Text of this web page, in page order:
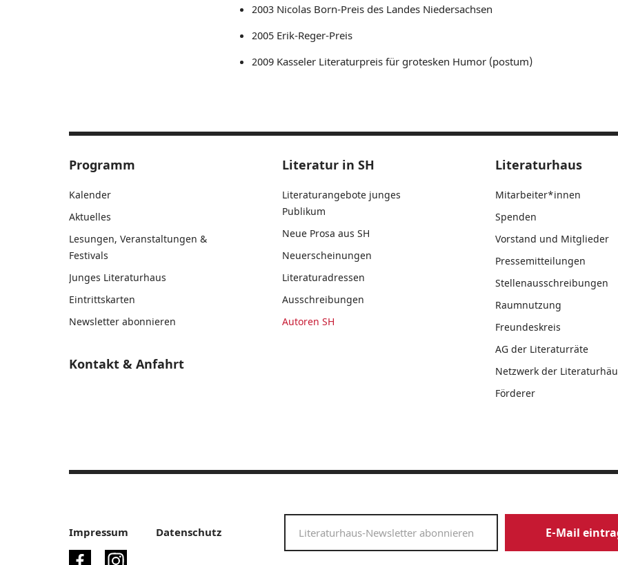
2003 Nicolas Born-Preis des Landes Niedersachsen
2005 Erik-Reger-Preis
2009 Kasseler Literaturpreis für grotesken Humor (postum)
Programm
Kalender
Aktuelles
Lesungen, Veranstaltungen &
Festivals
Junges Literaturhaus
Eintrittskarten
Newsletter abonnieren
Kontakt & Anfahrt
Literatur in SH
Literaturangebote junges
Publikum
Neue Prosa aus SH
Neuerscheinungen
Literaturadressen
Ausschreibungen
Autoren SH
Literaturhaus
Mitarbeiter*innen
Spenden
Vorstand und Mitglieder
Pressemitteilungen
Stellenausschreibungen
Raumnutzung
Freundeskreis
AG der Literaturräte
Netzwerk der
Förderer
Impressum Datenschutz E-Mail